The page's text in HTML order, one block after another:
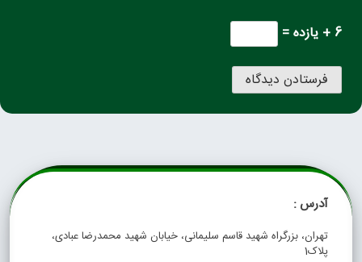
6 + یازده =
آدرس :
تهران، بزرگراه شهید قاسم سلیمانی، خیابان شهید محمدرضا عبادی،
پلاک1